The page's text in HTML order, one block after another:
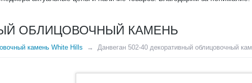
ОБЛИЦОВОЧНЫЙ КАМЕНЬ
камень White Hills Данвеган 502-40 декоративный облицовочный